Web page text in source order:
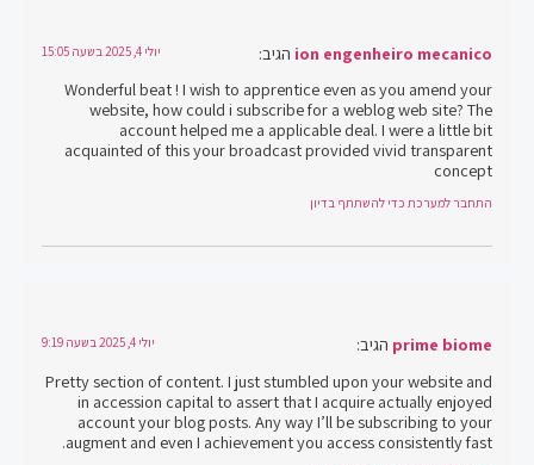
ion engenheiro mecanico הגיב: יולי 4, 2025 בשעה 15:05
Wonderful beat ! I wish to apprentice even as you amend your
website, how could i subscribe for a weblog web site? The
account helped me a applicable deal. I were a little bit
acquainted of this your broadcast provided vivid transparent
concept
התחבר למערכת כדי להשתתף בדיון
prime biome הגיב: יולי 4, 2025 בשעה 9:19
Pretty section of content. I just stumbled upon your website and
in accession capital to assert that I acquire actually enjoyed
account your blog posts. Any way I’ll be subscribing to your
augment and even I achievement you access consistently fast.